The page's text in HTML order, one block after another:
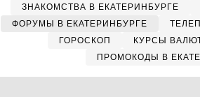
ЗНАКОМСТВА В ЕКАТЕРИНБУРГЕ
ФОРУМЫ В ЕКАТЕРИНБУРГЕ
ГОРОСКОП
КУРСЫ
ПРОМОКОДЫ В